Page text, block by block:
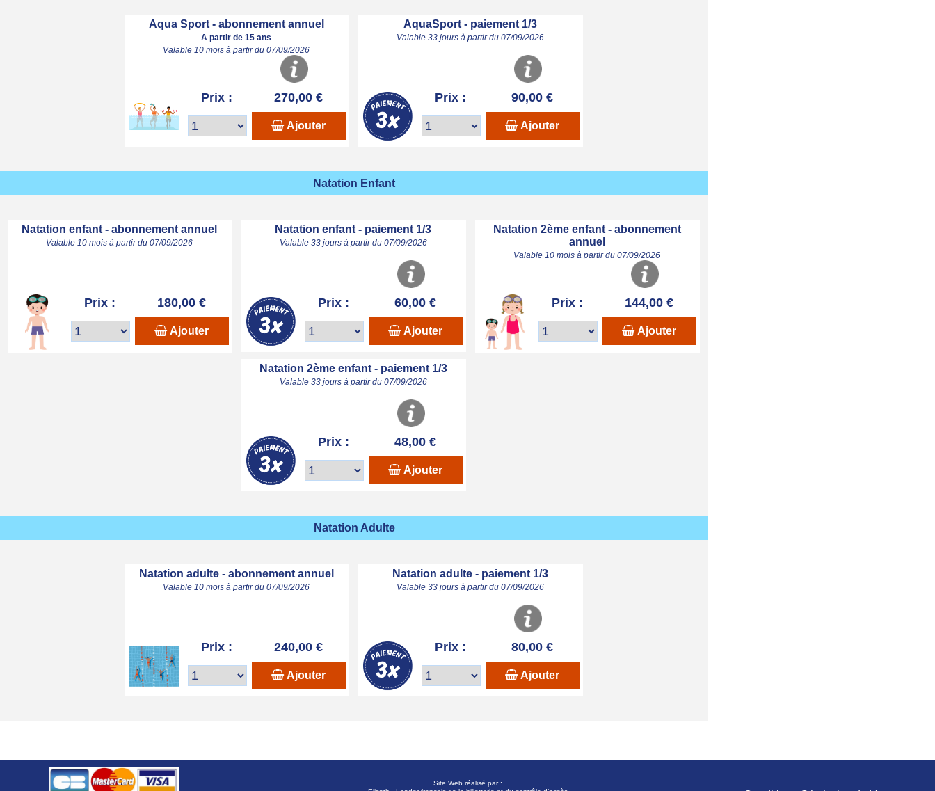
Aqua Sport - abonnement annuel
A partir de 15 ans
Valable 10 mois à partir du 07/09/2026
Prix : 270,00 €
Ajouter
AquaSport - paiement 1/3
Valable 33 jours à partir du 07/09/2026
Prix : 90,00 €
Ajouter
Natation Enfant
Natation enfant - abonnement annuel
Valable 10 mois à partir du 07/09/2026
Prix : 180,00 €
Ajouter
Natation enfant - paiement 1/3
Valable 33 jours à partir du 07/09/2026
Prix : 60,00 €
Ajouter
Natation 2ème enfant - abonnement
annuel
Valable 10 mois à partir du 07/09/2026
Prix : 144,00 €
Ajouter
Natation 2ème enfant - paiement 1/3
Valable 33 jours à partir du 07/09/2026
Prix : 48,00 €
Ajouter
Natation Adulte
Natation adulte - abonnement annuel
Valable 10 mois à partir du 07/09/2026
Prix : 240,00 €
Ajouter
Natation adulte - paiement 1/3
Valable 33 jours à partir du 07/09/2026
Prix : 80,00 €
Ajouter
Site Web réalisé par :